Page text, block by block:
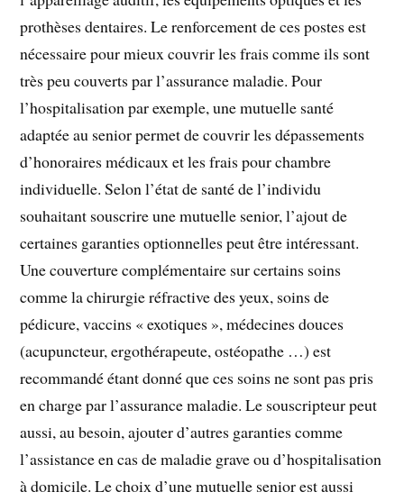
prothèses dentaires. Le renforcement de ces postes est
nécessaire pour mieux couvrir les frais comme ils sont
très peu couverts par l’assurance maladie. Pour
l’hospitalisation par exemple, une mutuelle santé
adaptée au senior permet de couvrir les dépassements
d’honoraires médicaux et les frais pour chambre
individuelle. Selon l’état de santé de l’individu
souhaitant souscrire une mutuelle senior, l’ajout de
certaines garanties optionnelles peut être intéressant.
Une couverture complémentaire sur certains soins
comme la chirurgie réfractive des yeux, soins de
pédicure, vaccins « exotiques », médecines douces
(acupuncteur, ergothérapeute, ostéopathe …) est
recommandé étant donné que ces soins ne sont pas pris
en charge par l’assurance maladie. Le souscripteur peut
aussi, au besoin, ajouter d’autres garanties comme
l’assistance en cas de maladie grave ou d’hospitalisation
à domicile. Le choix d’une mutuelle senior est aussi